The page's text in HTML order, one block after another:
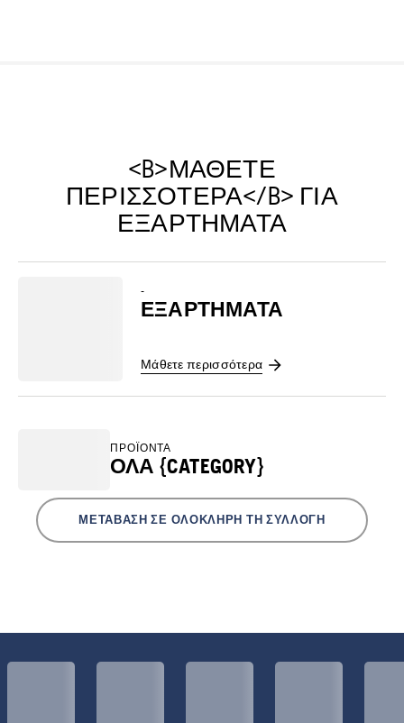
<B>ΜΆΘΕΤΕ
ΠΕΡΙΣΣΌΤΕΡΑ</B> ΓΙΑ
ΕΞΑΡΤΉΜΑΤΑ
-
ΕΞΑΡΤΉΜΑΤΑ
Μάθετε περισσότερα
ΠΡΟΪΌΝΤΑ
ΌΛΑ {CATEGORY}
ΜΕΤΆΒΑΣΗ ΣΕ ΟΛΌΚΛΗΡΗ ΤΗ ΣΥΛΛΟΓΉ